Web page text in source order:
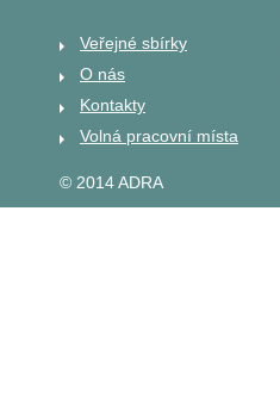
Veřejné sbírky
O nás
Kontakty
Volná pracovní místa
© 2014 ADRA